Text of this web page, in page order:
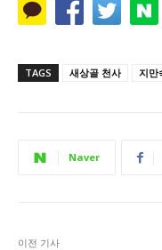
TAGS 새상골 천사 지만
Naver
이전 기사